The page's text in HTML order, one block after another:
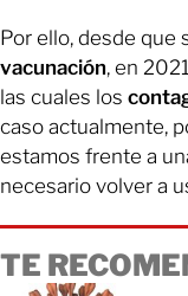
Por ello, desde que
vacunación, en
las cuales los
caso actualmente,
estamos frente a
necesario volver a
TE